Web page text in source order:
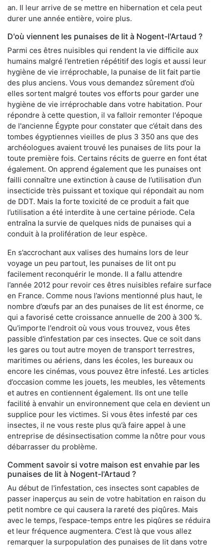
an. Il leur arrive de se mettre en hibernation et cela peut
durer une année entière, voire plus.
D'où viennent les punaises de lit à Nogent-l'Artaud ?
Parmi ces êtres nuisibles qui rendent la vie difficile aux
humains malgré l’entretien répétitif des logis et aussi leur
hygiène de vie irréprochable, la punaise de lit fait partie
des plus anciens. Vous vous demandez sûrement d’où
elles sortent malgré toutes vos efforts pour garder une
hygiène de vie irréprochable dans votre habitation. Pour
répondre à cette question, il va falloir remonter l'époque
de l'ancienne Égypte pour constater que c’était dans des
tombes égyptiennes vieilles de plus 3 350 ans que des
archéologues avaient trouvé les punaises de lits pour la
toute première fois. Certains récits de guerre en font état
également. On apprend également que les punaises ont
failli connaître une extinction à cause de l’utilisation d’un
insecticide très puissant et toxique qui répondait au nom
de DDT. Mais la forte toxicité de ce produit a fait que
l’utilisation a été interdite à une certaine période. Cela
entraîna la survie de quelques nids de punaises qui a
conduit à la prolifération de leur espèce.
En s’accrochant aux valises des humains lors de leur
voyage un peu partout, les punaises de lit ont pu
facilement reconquérir le monde. Il a fallu attendre
l’année 2012 pour revoir ces êtres nuisibles refaire surface
en France. Comme nous l’avions mentionné plus haut, le
nombre d’œufs par an des punaises de lit est énorme, ce
qui a favorisé cette croissance annuelle de 200 à 300 %.
Qu'importe l'endroit où vous vous trouvez, vous êtes
passible d'infestation par ces insectes. Que ce soit dans
les gares ou tout autre moyen de transport terrestres,
maritimes ou aériens, dans les écoles, les bureaux ou
encore les cinémas, vous pouvez être infesté. Les articles
d’occasion comme les jouets, les meubles, les vêtements
et autres en contiennent également. Ils ont une telle
facilité à envahir un environnement que cela en devient un
supplice pour les victimes. Si vous êtes infesté par ces
insectes, il ne vous reste plus qu’à faire appel à une
entreprise de désinsectisation comme la nôtre pour vous
débarrasser du problème.
Comment savoir si votre maison est envahie par les
punaises de lit à Nogent-l'Artaud ?
Au début de l'infestation, ces insectes sont capables de
passer inaperçus au sein de votre habitation en raison du
petit nombre ce qui causera la rareté des piqûres. Mais
avec le temps, l’espace-temps entre les piqûres se réduira
et leur fréquence augmentera. C’est là que vous allez
remarquer la surpopulation des punaises de lit dans votre